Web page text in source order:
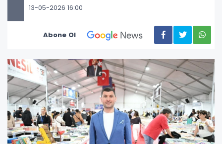
13-05-2026 16:00
Abone Ol